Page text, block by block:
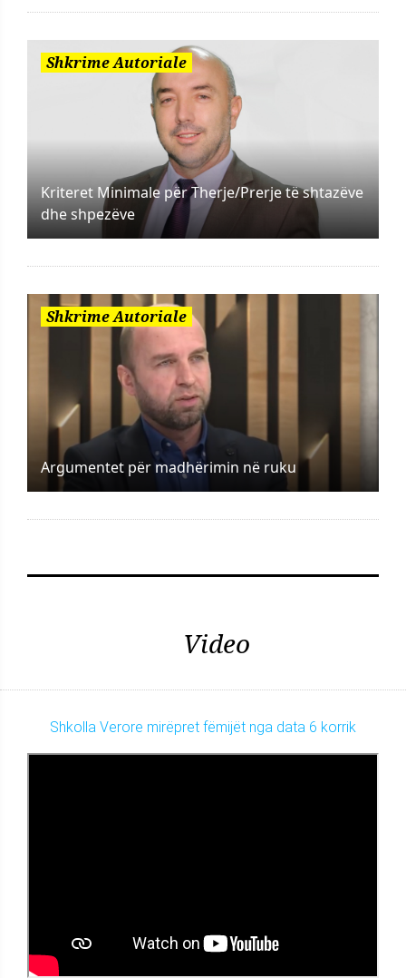
Shkrime Autoriale
Kriteret Minimale për Therje/Prerje të shtazëve
dhe shpezëve
Shkrime Autoriale
Argumentet për madhërimin në ruku
Video
Shkolla Verore mirëpret fëmijët nga data 6 korrik